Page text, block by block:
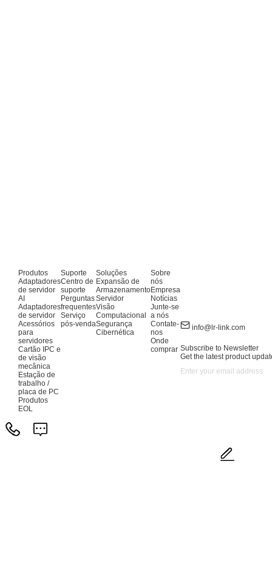
Produtos
Adaptadores
de servidor
AI
Adaptadores
de servidor
Acessórios
para
servidores
Cartão IPC e
de visão
mecânica
Estação de
trabalho /
placa de PC
Produtos
EOL
Suporte
Centro de
suporte
Perguntas
frequentes
Serviço
pós-venda
Soluções
Expansão de
Armazenamento
Servidor
Visão
Computacional
Segurança
Cibernética
Sobre
nós
Empresa
Notícias
Junte-se
a nós
Contate-
nos
Onde
comprar
info@lr-link.com
Subscribe to Newsletter
Get the latest product